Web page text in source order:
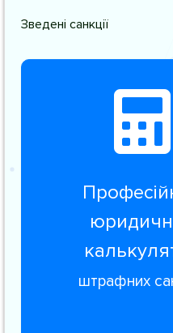
Зведені санкції
штрафних